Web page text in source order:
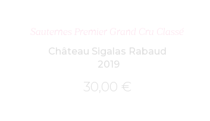
Sauternes Premier Grand Cru Classé
Château Sigalas Rabaud
2019
30,00 €
AJOUTER AU PANIER